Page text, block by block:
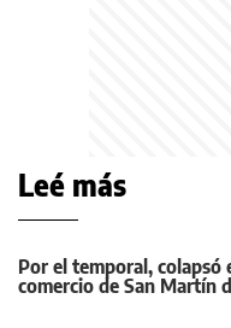
Leé más
Por el temporal, colapsó
comercio de San Martín